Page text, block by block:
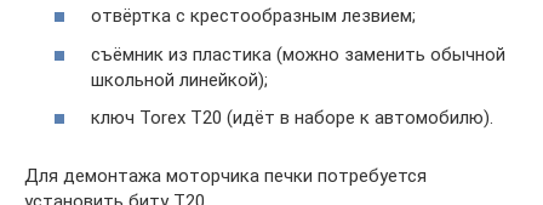
отвёртка с крестообразным лезвием;
съёмник из пластика (можно заменить обычной
школьной линейкой);
ключ Torex Т20 (идёт в наборе к автомобилю).
Для демонтажа моторчика печки потребуется